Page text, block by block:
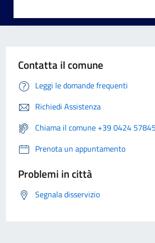
Contatta il comune
Leggi le domande frequenti
Richiedi Assistenza
Chiama il comune +39 0424
Prenota un appuntamento
Problemi in città
Segnala disservizio